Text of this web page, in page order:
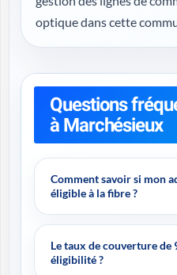
optique dans cette
Questions
à Marchésieux
Comment savoir si mon
éligible à la fibre ?
Le taux de couverture
éligibilité ?